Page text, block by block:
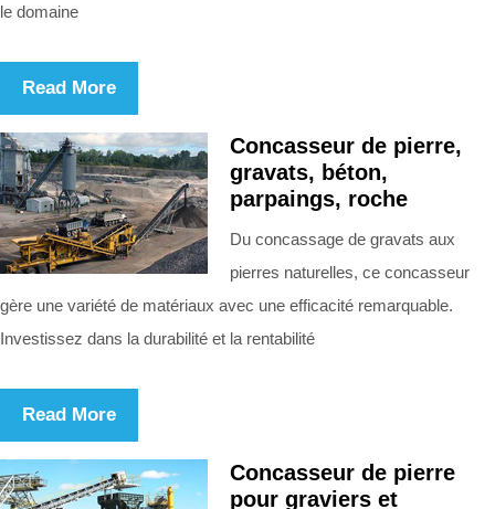
le domaine
Read More
Concasseur de pierre,
gravats, béton,
parpaings, roche
Du concassage de gravats aux
pierres naturelles, ce concasseur
gère une variété de matériaux avec une efficacité remarquable.
Investissez dans la durabilité et la rentabilité
Read More
Concasseur de pierre
pour graviers et